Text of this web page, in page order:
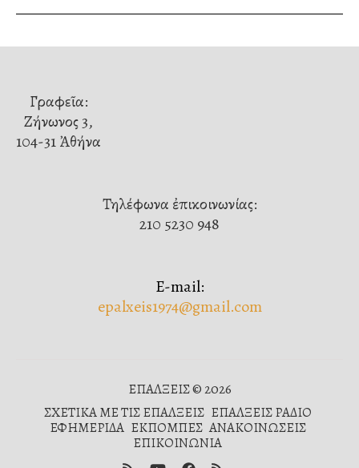
Γραφεῖα:
Ζήνωνος 3,
104-31 Ἀθήνα
Τηλέφωνα ἐπικοινωνίας:
210 5230 948
E-mail:
epalxeis1974@gmail.com
ΕΠΑΛΞΕΙΣ © 2026
ΣΧΕΤΙΚΑ ΜΕ ΤΙΣ ΕΠΑΛΞΕΙΣ ΕΠΑΛΞΕΙΣ ΡΑΔΙΟ
ΕΦΗΜΕΡΙΔΑ ΕΚΠΟΜΠΕΣ ΑΝΑΚΟΙΝΩΣΕΙΣ
ΕΠΙΚΟΙΝΩΝΙΑ